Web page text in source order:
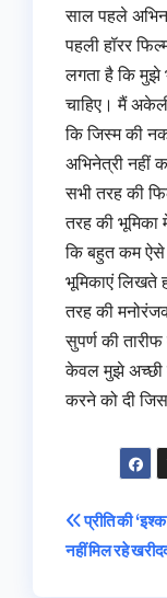
साल पहले
पहली हॉरर
लगता है कि मुझे
चाहिए। मैं
कि जिस्म की
अभिनेत्री नहीं
सभी तरह की
तरह की भूमिका
कि बहुत कम ऐसे
भूमिकाएं लिखते
तरह की
सुपर्ण की
केवल मुझे अच्छी
करने को दी
Post
प्रीति की
नहीं मिल रहे